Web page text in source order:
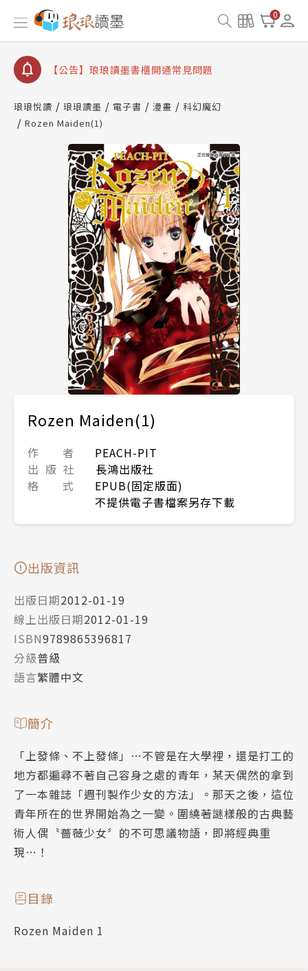
0
【公告】琅琅讀墨數位閱讀資產合併與書櫃開通申請
【公告】琅琅讀墨書櫃開通常見問題
【公告】琅琅讀墨 3 分鐘完成書櫃開通與資產合併申
請圖文教學
查詢
【公告】琅琅讀墨數位閱讀資產合併與書櫃開通申請
琅琅悅讀 琅琅讀墨 電子書 漫畫
科幻魔幻
Rozen Maiden(1)
Rozen Maiden(1)
作 者
PEACH-PIT
出 版 社
長鴻出版社
格 式
EPUB(固定版面)
不提供電子書檔案另存下載
出版資訊
出版日期2012-01-19
線上出版日期2012-01-19
ISBN9789865396817
分級普級
語言繁體中文
簡介
「上發條、不上發條」…不管是在大學裡，還是打工的
地方都遍尋不著自己容身之處的青年，某天偶然的拿到
了一本雜誌「週刊製作少女的方法」。那天之後，這位
青年所在的世界開始為之一變。圍繞著謎樣般的古典藝
術人偶〝薔薇少女〞的不可思議物語，即將經典重
現…！
目錄
Rozen Maiden 1